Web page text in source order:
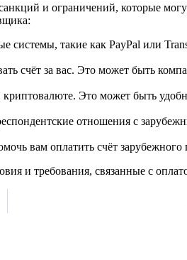
и ограничений, которые
такие как PayPal или
счёт за вас. Это может быть
Это может быть
отношения с
вам оплатить счёт зарубежного
и требования, связанные с